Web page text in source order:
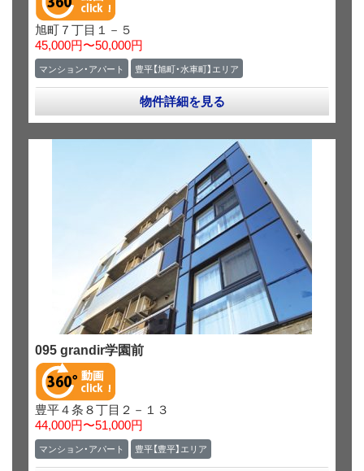
旭町７丁目１－５
45,000円〜50,000円
マンション・アパート 豊平【旭町・水車町】エリア
物件詳細を見る
095 grandir学園前
豊平４条８丁目２－１３
44,000円〜51,000円
マンション・アパート 豊平【豊平】エリア